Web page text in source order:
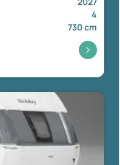
4
730 cm